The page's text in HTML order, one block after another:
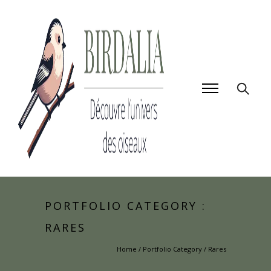
PORTFOLIO CATEGORY :
RARES
Home / Portfolio Category / Rares